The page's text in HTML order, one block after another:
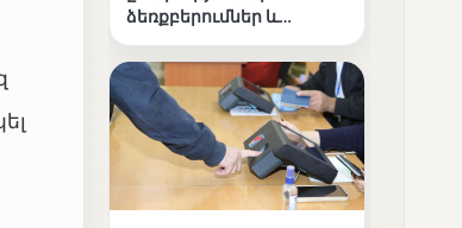
ձեռքբերումներ և
բացթողումներ